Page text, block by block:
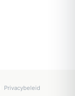
Privacybeleid